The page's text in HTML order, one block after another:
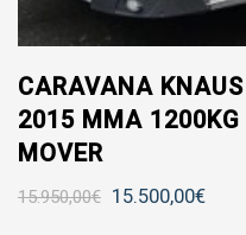
CARAVANA
2015 MMA
MOVER
15.950,00€ 15.500,00€